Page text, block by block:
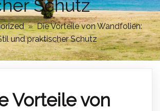
Schutz
» Die Vorteile von Wandfolien:
und praktischer Schutz
Vorteile von